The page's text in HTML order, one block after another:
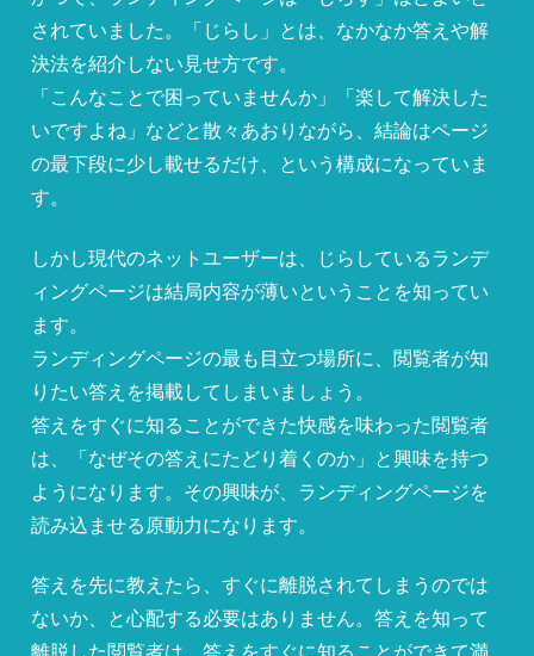
されていました。「じらし」とは、なかなか答えや解
決法を紹介しない見せ方です。
「こんなことで困っていませんか」「楽して解決した
いですよね」などと散々あおりながら、結論はページ
の最下段に少し載せるだけ、という構成になっていま
す。
しかし現代のネットユーザーは、じらしているランデ
ィングページは結局内容が薄いということを知ってい
ます。
ランディングページの最も目立つ場所に、閲覧者が知
りたい答えを掲載してしまいましょう。
答えをすぐに知ることができた快感を味わった閲覧者
は、「なぜその答えにたどり着くのか」と興味を持つ
ようになります。その興味が、ランディングページを
読み込ませる原動力になります。
答えを先に教えたら、すぐに離脱されてしまうのでは
ないか、と心配する必要はありません。答えを知って